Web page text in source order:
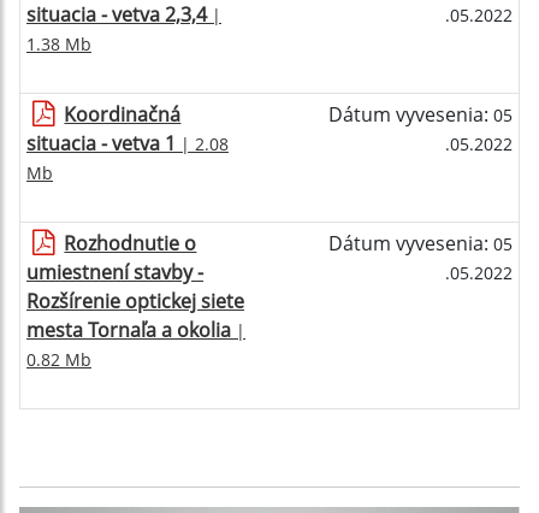
situacia - vetva 2,3,4|
1.38 Mb
.05.2022
Koordinačná
situacia - vetva 1 | 2.08
Mb
Dátum vyvesenia: 05
.05.2022
Rozhodnutie o
umiestnení stavby -
Rozšírenie optickej siete
mesta Tornaľa a okolia |
0.82 Mb
Dátum vyvesenia: 05
.05.2022